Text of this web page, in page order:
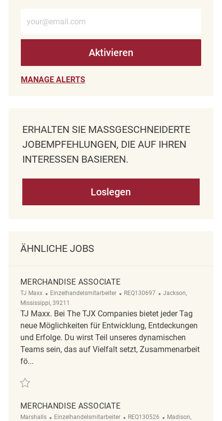
Aktivieren
MANAGE ALERTS
ERHALTEN SIE MASSGESCHNEIDERTE J
OBEMPFEHLUNGEN, DIE AUF IHREN I
NTERESSEN BASIEREN.
Loslegen
ÄHNLICHE JOBS
MERCHANDISE ASSOCIATE
TJ Maxx Kategorie
Einzelhandelsmitarbeiter ReqId
REQ130697 Ort
Jackson,
Mississippi, 39211
TJ Maxx. Bei The TJX Companies bietet jeder Tag
neue Möglichkeiten für Entwicklung, Entdeckungen
und Erfolge. Du wirst Teil unseres dynamischen
Teams sein, das auf Vielfalt setzt, Zusammenarbeit
fö...
Retten Merchandise Associate REQ130697
MERCHANDISE ASSOCIATE
Marshalls Kategorie
Einzelhandelsmitarbeiter ReqId
REQ130526 Ort
Madison,